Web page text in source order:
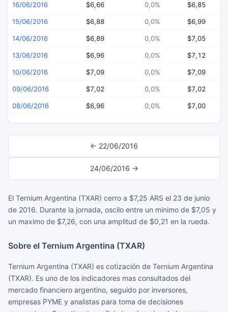
16/06/2016 $6,66 0,0% $6,85
15/06/2016 $6,88 0,0% $6,99
14/06/2016 $6,89 0,0% $7,05
13/06/2016 $6,96 0,0% $7,12
10/06/2016 $7,09 0,0% $7,09
09/06/2016 $7,02 0,0% $7,02
08/06/2016 $6,96 0,0% $7,00
← 22/06/2016
24/06/2016 →
El Ternium Argentina (TXAR) cerro a $7,25 ARS el 23 de junio
de 2016. Durante la jornada, oscilo entre un minimo de $7,05 y
un maximo de $7,26, con una amplitud de $0,21 en la rueda.
Sobre el Ternium Argentina (TXAR)
Ternium Argentina (TXAR) es cotización de Ternium Argentina
(TXAR). Es uno de los indicadores mas consultados del
mercado financiero argentino, seguido por inversores,
empresas PYME y analistas para toma de decisiones